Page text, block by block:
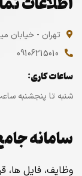
اطلاعات
تهران - خیابان
09106215010
ساعات کاری:
شنبه تا پنجشنبه ساعت ۷ الی
سامانه
وظایف، فایل ها،